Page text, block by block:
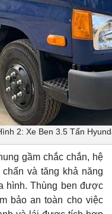
2: Xe Ben 3.5 Tấn
gầm chắc chắn, hệ
và tăng khả năng
hình. Thùng ben được
bảo an toàn cho việc